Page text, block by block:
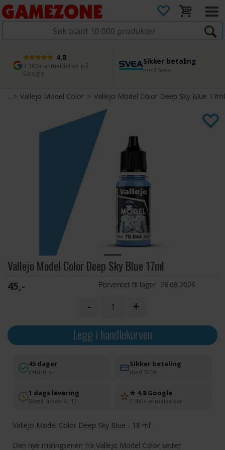
4.8
2 300+ anmeldelser på
Google
Sikker betaling
med Svea
1 dags levering
Bestill innen kl. 12
45 dager returfrist
Enkel retur
>Vallejo Model Color>Vallejo Model Color Deep Sky Blue 17ml
Vallejo Model Color Deep Sky Blue 17ml
45,- Forventet til lager 28.08.2026
- +
Legg i handlekurven
45 dager
returfrist
Sikker betaling
med SVEA
1 dags levering
Bestill innen kl. 12
★ 4.8 Google
2 300+ anmeldelser
Vallejo Model Color Deep Sky Blue - 18 ml.
Den nye malingserien fra Vallejo Model Color setter